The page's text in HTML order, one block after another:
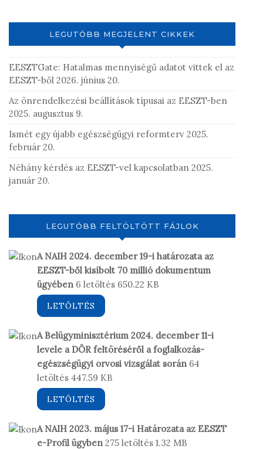
LEGUTÓBB MEGJELENT CIKKEK
EESZTGate: Hatalmas mennyiségű adatot vittek el az
EESZT-ből 2026. június 20.
Az önrendelkezési beállítások típusai az EESZT-ben
2025. augusztus 9.
Ismét egy újabb egészségügyi reformterv 2025.
február 20.
Néhány kérdés az EESZT-vel kapcsolatban 2025.
január 20.
LEGUTÓBB FELTÖLTÖTT FÁJLOK
A NAIH 2024. december 19-i határozata az
EESZT-ből kisíbolt 70 millió dokumentum
ügyében 6 letöltés 650.22 KB
LETÖLTÉS
A Belügyminisztérium 2024. december 11-i
levele a DÖR feltöréséről a foglalkozás-
egészségügyi orvosi vizsgálat során 64
letöltés 447.59 KB
LETÖLTÉS
A NAIH 2023. május 17-i Határozata az EESZT
e-Profil ügyben 275 letöltés 1.32 MB